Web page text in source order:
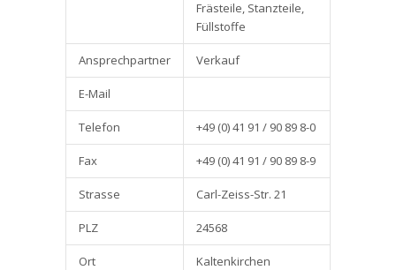
Frästeile, Stanzteile,
Füllstoffe
Ansprechpartner Verkauf
E-Mail
Telefon +49 (0) 41 91 / 90 89 8-0
Fax +49 (0) 41 91 / 90 89 8-9
Strasse Carl-Zeiss-Str. 21
PLZ 24568
Ort Kaltenkirchen